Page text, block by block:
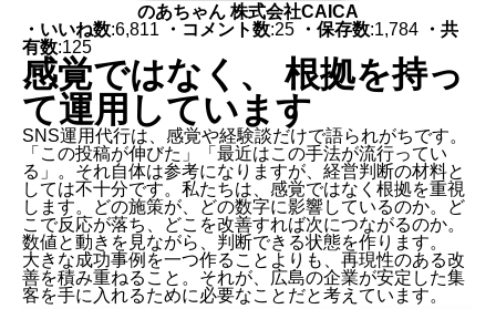
のあちゃん 株式会社CAICA
・いいね数:6,811 ・コメント数:25 ・保存数:1,784
・共
有数:125
感覚ではなく、 根拠を持っ
て運用しています
SNS運用代行は、感覚や経験談だけで語られがちです。
「この投稿が伸びた」「最近はこの手法が流行ってい
る」。それ自体は参考になりますが、経営判断の材料と
しては不十分です。私たちは、感覚ではなく根拠を重視
します。どの施策が、どの数字に影響しているのか。ど
こで反応が落ち、どこを改善すれば次につながるのか。
数値と動きを見ながら、判断できる状態を作ります。
大きな成功事例を一つ作ることよりも、再現性のある改
善を積み重ねること。それが、広島の企業が安定した集
客を手に入れるために必要なことだと考えています。